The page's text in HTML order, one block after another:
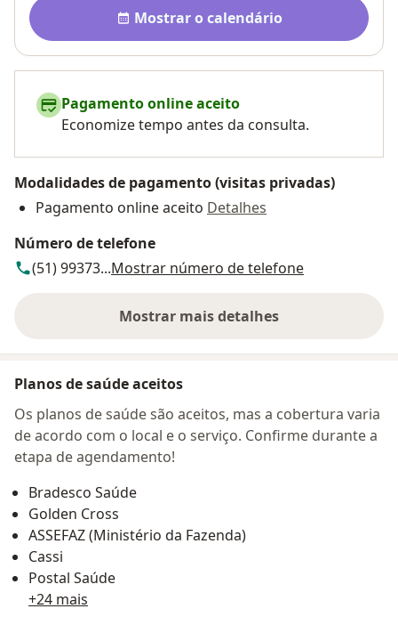
Mostrar o calendário
Pagamento online aceito
Economize tempo antes da consulta.
Modalidades de pagamento (visitas privadas)
Pagamento online aceito Detalhes
Número de telefone
(51) 99373...Mostrar número de telefone
Mostrar mais detalhes
sobre o endereço
Planos de saúde aceitos
Os planos de saúde são aceitos, mas a cobertura varia
de acordo com o local e o serviço. Confirme durante a
etapa de agendamento!
Bradesco Saúde
Golden Cross
ASSEFAZ (Ministério da Fazenda)
Cassi
Postal Saúde
+24 mais